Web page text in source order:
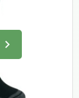
Volgende
keyboard_arrow_right